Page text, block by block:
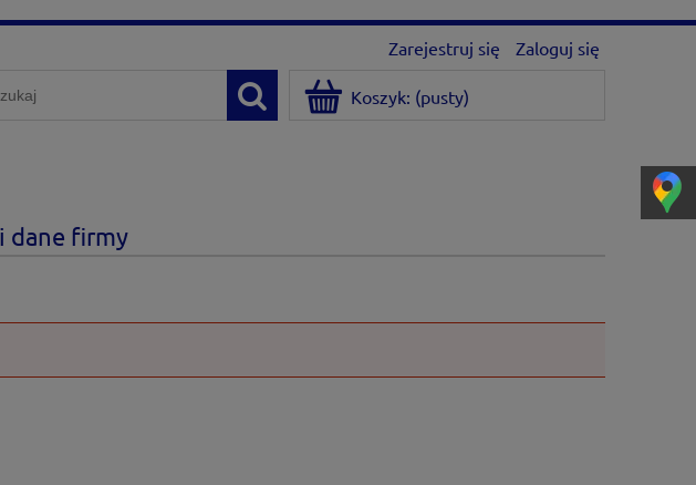
Zarejestruj się Zaloguj się
Koszyk: (pusty)
dane firmy